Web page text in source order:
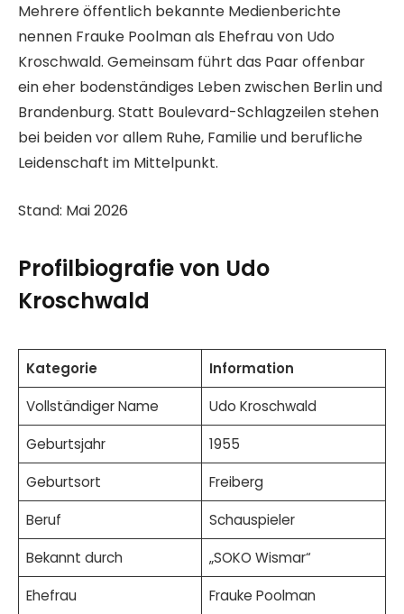
Mehrere öffentlich bekannte Medienberichte
nennen Frauke Poolman als Ehefrau von Udo
Kroschwald. Gemeinsam führt das Paar offenbar
ein eher bodenständiges Leben zwischen Berlin und
Brandenburg. Statt Boulevard-Schlagzeilen stehen
bei beiden vor allem Ruhe, Familie und berufliche
Leidenschaft im Mittelpunkt.
Stand: Mai 2026
Profilbiografie von Udo
Kroschwald
Kategorie
Information
Vollständiger Name
Udo Kroschwald
Geburtsjahr
1955
Geburtsort
Freiberg
Beruf
Schauspieler
Bekannt durch
„SOKO Wismar“
Ehefrau
Frauke Poolman